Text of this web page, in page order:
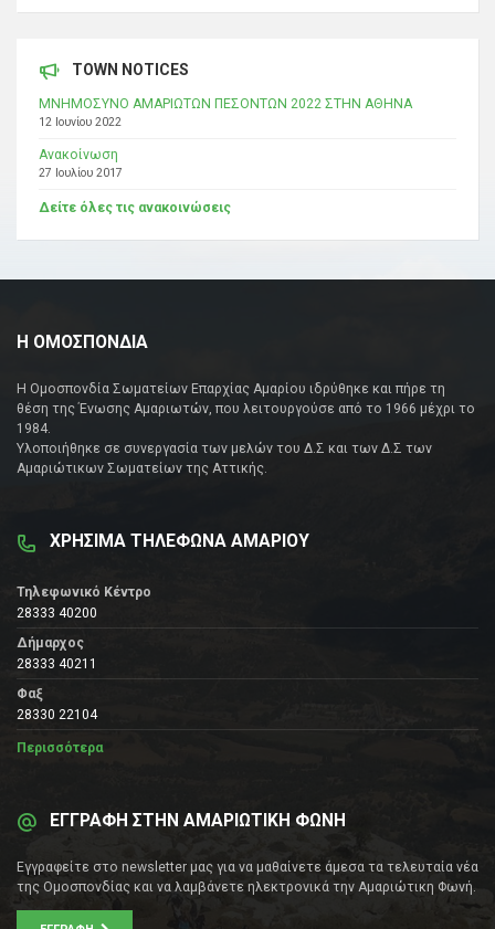
TOWN NOTICES
ΜΝΗΜΟΣΥΝΟ ΑΜΑΡΙΩΤΩΝ ΠΕΣΟΝΤΩΝ 2022 ΣΤΗΝ ΑΘΗΝΑ
12 Ιουνίου 2022
Ανακοίνωση
27 Ιουλίου 2017
Δείτε όλες τις ανακοινώσεις
Η ΟΜΟΣΠΟΝΔΙΑ
Η Ομοσπονδία Σωματείων Επαρχίας Αμαρίου ιδρύθηκε και πήρε τη
θέση της Ένωσης Αμαριωτών, που λειτουργούσε από το 1966 μέχρι το
1984.
Υλοποιήθηκε σε συνεργασία των μελών του Δ.Σ και των Δ.Σ των
Αμαριώτικων Σωματείων της Αττικής.
ΧΡΗΣΙΜΑ ΤΗΛΕΦΩΝΑ ΑΜΑΡΙΟΥ
Τηλεφωνικό Κέντρο
28333 40200
Δήμαρχος
28333 40211
Φαξ
28330 22104
Περισσότερα
ΕΓΓΡΑΦΗ ΣΤΗΝ ΑΜΑΡΙΩΤΙΚΗ ΦΩΝΗ
Εγγραφείτε στο newsletter μας για να μαθαίνετε άμεσα τα τελευταία νέα
της Ομοσπονδίας και να λαμβάνετε ηλεκτρονικά την Αμαριώτικη Φωνή.